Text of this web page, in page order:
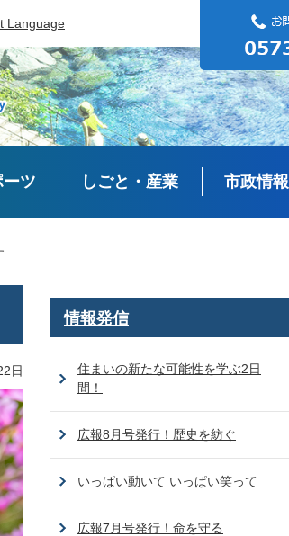
Language
ツ しごと・産業 市政情報
日
情報発信
住まいの新たな可能性を学ぶ2日
間！
広報8月号発行！歴史を紡ぐ
いっぱい動いて いっぱい笑って
広報7月号発行！命を守る